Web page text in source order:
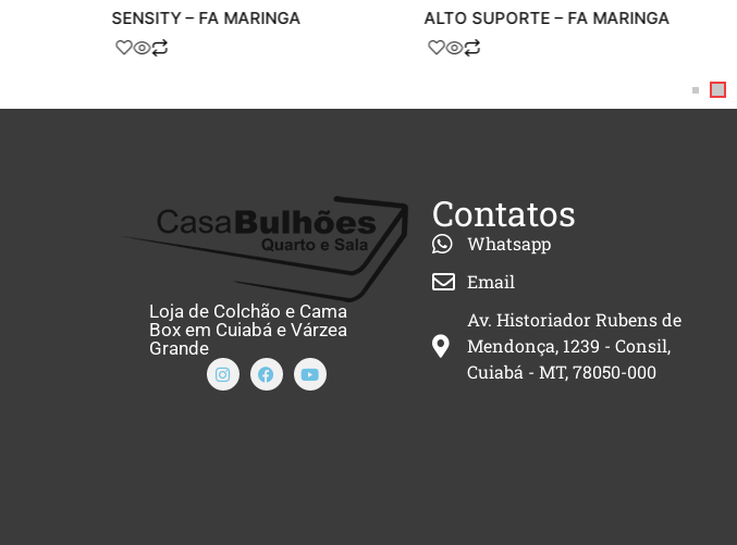
SENSITY – FA MARINGA ALTO SUPORTE – FA MARINGA
Loja de Colchão e Cama
Box em Cuiabá e Várzea
Grande
Contatos
Whatsapp
Email
Av. Historiador Rubens de
Mendonça, 1239 - Consil,
Cuiabá - MT, 78050-000